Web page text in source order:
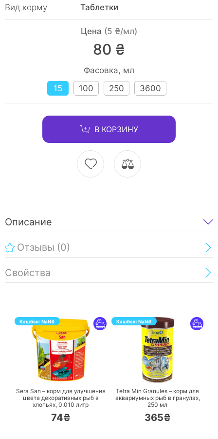
Вид корму Таблетки
Цена (5 ₴/мл)
80 ₴
Фасовка, мл
15
100 250 3600
В КОРЗИНУ
Описание
Отзывы (0)
Свойства
Кэшбэк:NaN₴
ПЕРЕЙТИ
Sera San – корм для улучшения
цвета декоративных рыб в
хлопьях, 0.010 литр
74₴
Кэшбэк:NaN₴
ПЕРЕЙТИ
Tetra Min Granules – корм для
аквариумных рыб в гранулах,
250 мл
365₴